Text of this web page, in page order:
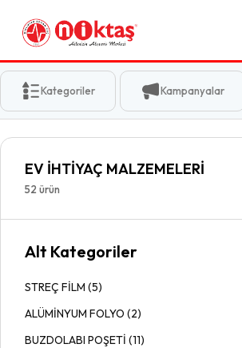
Kategoriler Kampanyalar
EV İHTİYAÇ MALZEMELERİ
52 ürün
Alt Kategoriler
STREÇ FİLM (5)
ALÜMİNYUM FOLYO (2)
BUZDOLABI POŞETİ (11)